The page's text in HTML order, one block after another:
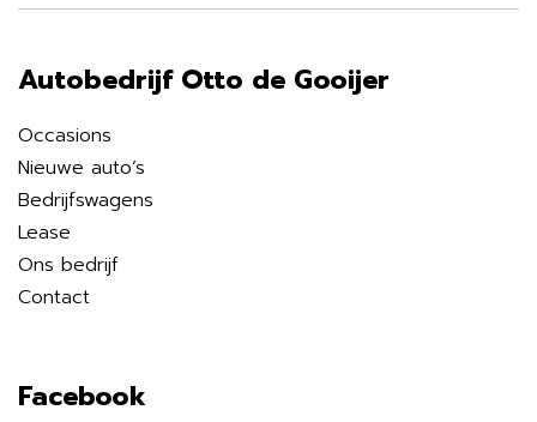
Autobedrijf Otto de Gooijer
Occasions
Nieuwe auto’s
Bedrijfswagens
Lease
Ons bedrijf
Contact
Facebook